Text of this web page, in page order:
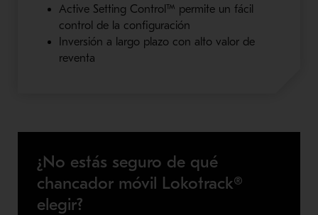
Active Setting Control™ permite un fácil
control de la configuración
Inversión a largo plazo con alto valor de
reventa
¿No estás seguro de qué
chancador móvil Lokotrack®
elegir?